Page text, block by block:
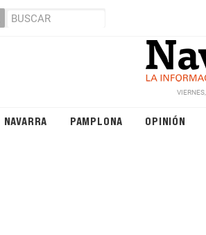
NAVARRA PAMPLONA OPINIÓN